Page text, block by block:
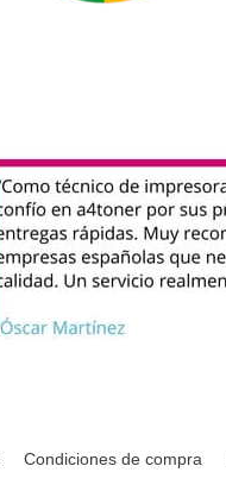
Condiciones de compra